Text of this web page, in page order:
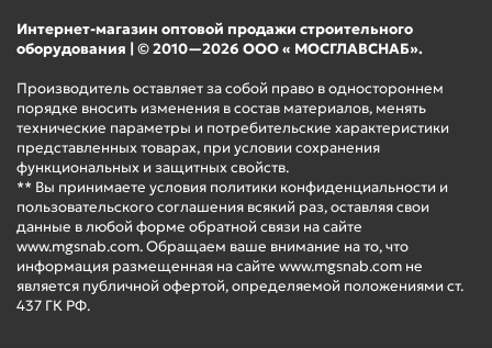
Интернет-магазин оптовой продажи строительного
оборудования | © 2010—2026 ООО « МОСГЛАВСНАБ».
Производитель оставляет за собой право в одностороннем
порядке вносить изменения в состав материалов, менять
технические параметры и потребительские характеристики
представленных товарах, при условии сохранения
функциональных и защитных свойств.
** Вы принимаете условия политики конфиденциальности и
пользовательского соглашения всякий раз, оставляя свои
данные в любой форме обратной связи на сайте
www.mgsnab.com. Обращаем ваше внимание на то, что
информация размещенная на сайте www.mgsnab.com не
является публичной офертой, определяемой положениями ст.
437 ГК РФ.